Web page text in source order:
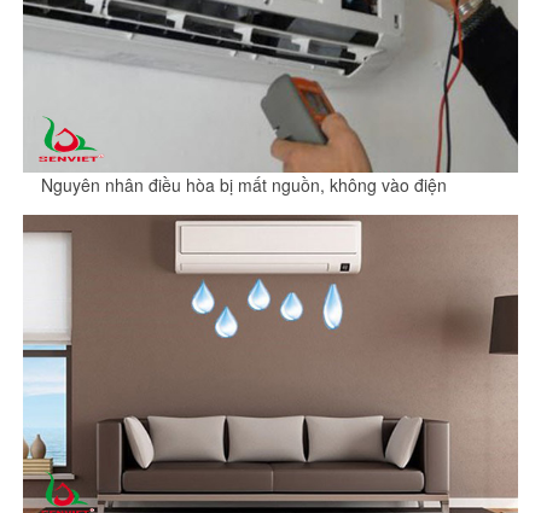
Nguyên nhân điều hòa bị mất nguồn, không vào điện